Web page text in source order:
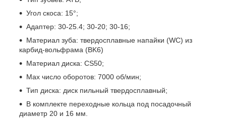
Угол скоса: 15°;
Адаптер: 30-25.4; 30-20; 30-16;
Материал зуба: твердосплавные напайки (WC) из
карбид-вольфрама (BK6)
Материал диска: CS50;
Max число оборотов: 7000 об/мин;
Тип диска: диск пильный твердосплавный;
В комплекте переходные кольца под посадочный
диаметр 20 и 16 мм.